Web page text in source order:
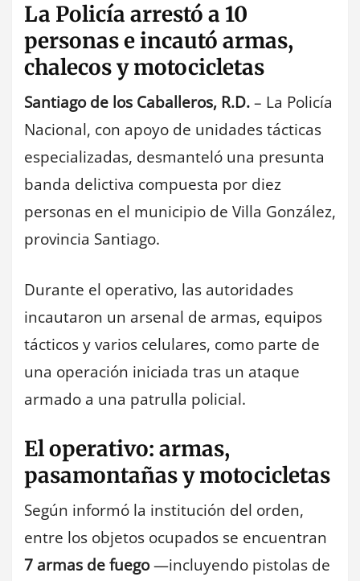
La Policía arrestó a 10
personas e incautó armas,
chalecos y motocicletas
Santiago de los Caballeros, R.D.– La Policía
Nacional, con apoyo de unidades tácticas
especializadas, desmanteló una presunta
banda delictiva compuesta por diez
personas en el municipio de Villa González,
provincia Santiago.
Durante el operativo, las autoridades
incautaron un arsenal de armas, equipos
tácticos y varios celulares, como parte de
una operación iniciada tras un ataque
armado a una patrulla policial.
El operativo: armas,
pasamontañas y motocicletas
Según informó la institución del orden,
entre los objetos ocupados se encuentran
7 armas de fuego—incluyendo pistolas de